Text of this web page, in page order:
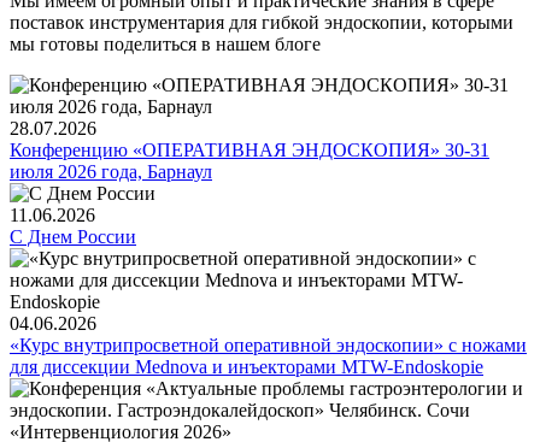
поставок инструментария для гибкой эндоскопии, которыми
мы готовы поделиться в нашем блоге
28.07.2026
Конференцию «ОПЕРАТИВНАЯ ЭНДОСКОПИЯ» 30-31
июля 2026 года, Барнаул
11.06.2026
С Днем России
04.06.2026
«Курс внутрипросветной оперативной эндоскопии» с ножами
для диссекции Mednova и инъекторами MTW-Endoskopie